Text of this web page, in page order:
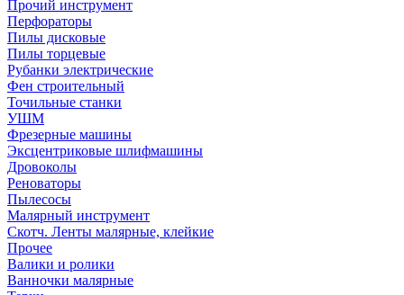
Прочий инструмент
Перфораторы
Пилы дисковые
Пилы торцевые
Рубанки электрические
Фен строительный
Точильные станки
УШМ
Фрезерные машины
Эксцентриковые шлифмашины
Дровоколы
Реноваторы
Пылесосы
Малярный инструмент
Скотч. Ленты малярные, клейкие
Прочее
Валики и ролики
Ванночки малярные